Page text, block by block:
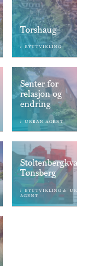
Torshaug
i BYUTVIKLING
Senter for
relasjon og
endring
i URBAN AGENT
Stoltenbergkvartalet
Tønsberg
i BYUTVIKLING &
URBAN
AGENT